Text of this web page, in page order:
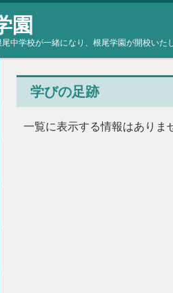
園
中学校が一緒になり、根尾学園が開校いた
学びの足跡
一覧に表示する情報はありま